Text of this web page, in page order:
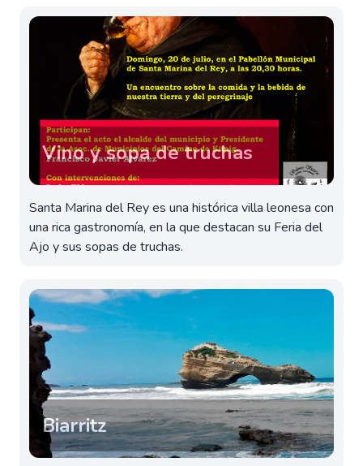
Vino y sopa de truchas
Santa Marina del Rey es una histórica villa leonesa con
una rica gastronomía, en la que destacan su Feria del
Ajo y sus sopas de truchas.
Biarritz